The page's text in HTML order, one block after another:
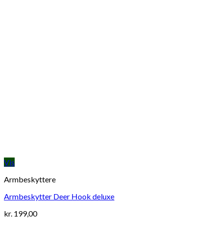
Vis
Armbeskyttere
Armbeskytter Deer Hook deluxe
kr. 199,00